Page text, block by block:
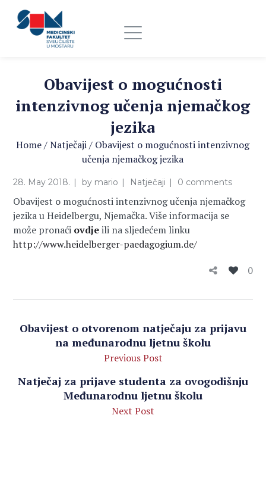
Obavijest o mogućnosti
intenzivnog učenja njemačkog
jezika
Home/Natječaji/ Obavijest o mogućnosti intenzivnog
učenja njemačkog jezika
28. May 2018. by mario Natječaji 0 comments
Obavijest o mogućnosti intenzivnog učenja njemačkog
jezika u Heidelbergu, Njemačka. Više informacija se
može pronaći ovdjeili na sljedećem linku
http://www.heidelberger-paedagogium.de/
0
Obavijest o otvorenom natječaju za prijavu
na međunarodnu ljetnu školu
Previous Post
Natječaj za prijave studenta za ovogodišnju
Međunarodnu ljetnu školu
Next Post